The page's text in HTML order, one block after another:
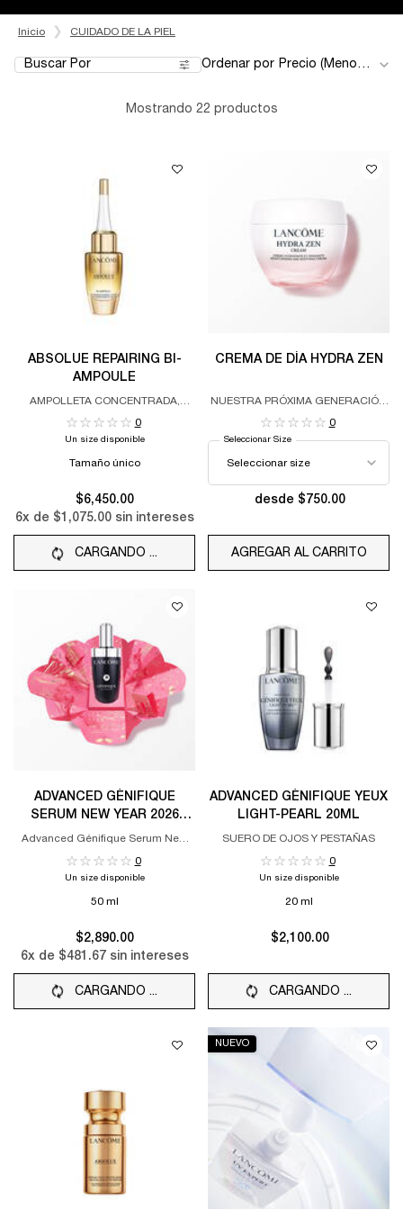
Inicio CUIDADO DE LA PIEL
Buscar Por
Filters menu
Ordenar por
Mostrando 22 productos
ABSOLUE REPAIRING BI-
AMPOULE
AMPOLLETA CONCENTRADA,
0
Un size disponible
Tamaño único
$6,450.00
6x de $1,075.00sin intereses
CARGANDO ...
CREMA DE DÍA HYDRA ZEN
NUESTRA PRÓXIMA GENERACIÓN
HIDROCALMANTE PARA PIELES
ESTRESADAS, IMPULSADO POR
BIOTECNOLÓGICOS
0
Seleccionar Size
desde $750.00
AGREGAR AL CARRITO
ADVANCED GÉNIFIQUE
SERUM NEW YEAR 2026
LIMITED EDITION
Advanced Génifique Serum New
0
Un size disponible
50 ml
$2,890.00
6x de $481.67sin intereses
CARGANDO ...
ADVANCED GÉNIFIQUE YEUX
LIGHT-PEARL 20ML
SUERO DE OJOS Y PESTAÑAS
0
Un size disponible
20 ml
$2,100.00
CARGANDO ...
NUEVO